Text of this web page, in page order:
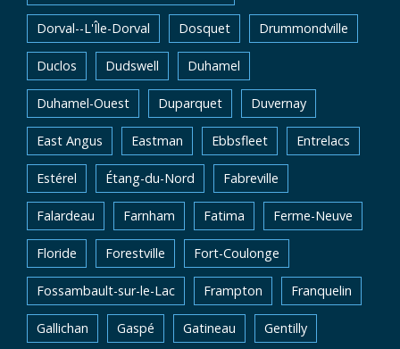
Dorval--L'Île-Dorval Dosquet Drummondville
Duclos Dudswell Duhamel
Duhamel-Ouest Duparquet Duvernay
East Angus Eastman Ebbsfleet Entrelacs
Estérel Étang-du-Nord Fabreville
Falardeau Farnham Fatima Ferme-Neuve
Floride Forestville Fort-Coulonge
Fossambault-sur-le-Lac Frampton Franquelin
Gallichan Gaspé Gatineau Gentilly